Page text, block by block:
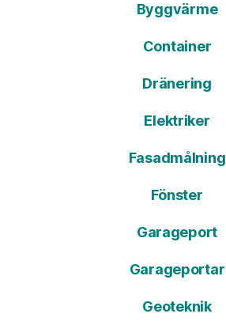
Byggvärme
Container
Dränering
Elektriker
Fasadmålning
Fönster
Garageport
Garageportar
Geoteknik